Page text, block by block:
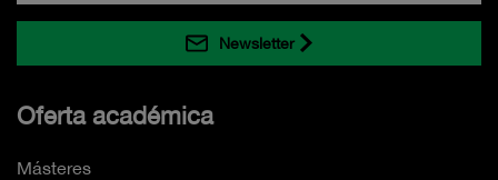
Newsletter
Oferta académica
Másteres